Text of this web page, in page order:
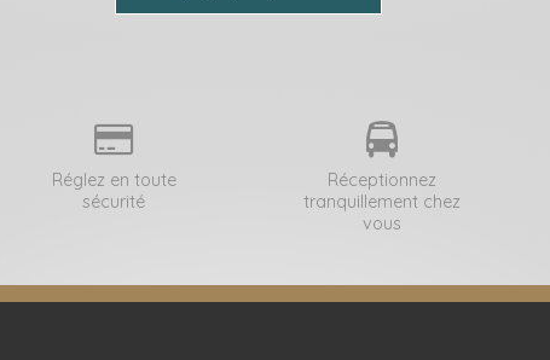
Réglez en toute
sécurité
Réceptionnez
tranquillement chez
vous